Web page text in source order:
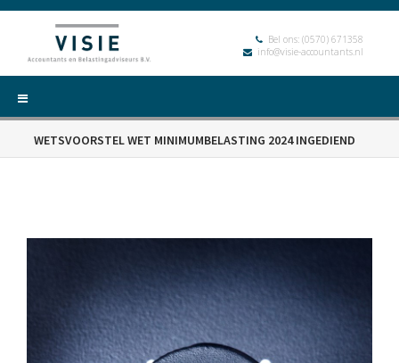
Bel ons: (0570) 671358
info@visie-accountants.nl
WETSVOORSTEL WET MINIMUMBELASTING 2024 INGEDIEND